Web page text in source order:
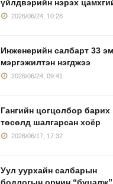
үйлдвэрийн нэрэх
2026/06/24, 10:28
Инженерийн салбарт 33
мэргэжилтэн нэгджээ
2026/06/24, 09:41
Гангийн цогцолбор барих
төсөлд шалгарсан хоёр
2026/06/17, 17:32
Уул уурхайн салбарын